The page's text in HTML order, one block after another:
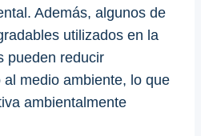
Además, algunos de
utilizados en la
pueden reducir
medio ambiente, lo que
ambientalmente